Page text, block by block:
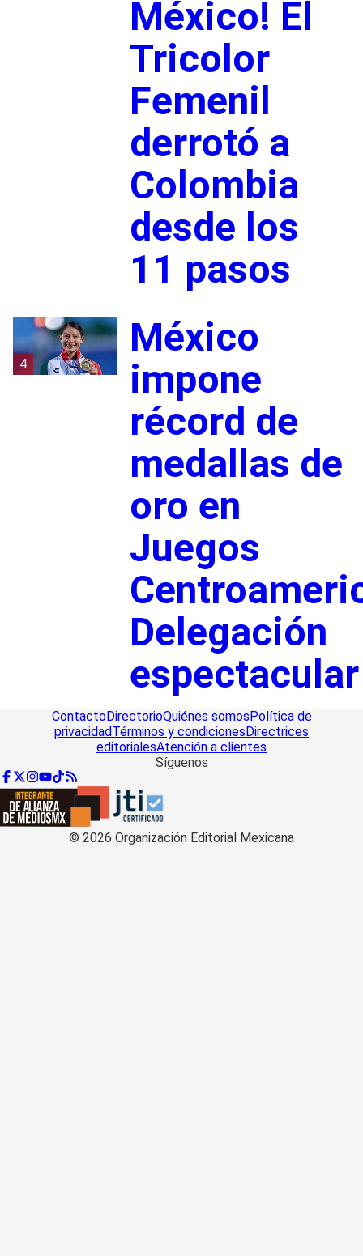
México! El
Tricolor
Femenil
derrotó a
Colombia
desde los
11 pasos
4
México
impone
récord de
medallas de
oro en
Juegos
Delegación
espectacular
ContactoDirectorioQuiénes somosPolítica de
privacidadTérminos y condicionesDirectrices
editorialesAtención a clientes
Síguenos
© 2026 Organización Editorial Mexicana